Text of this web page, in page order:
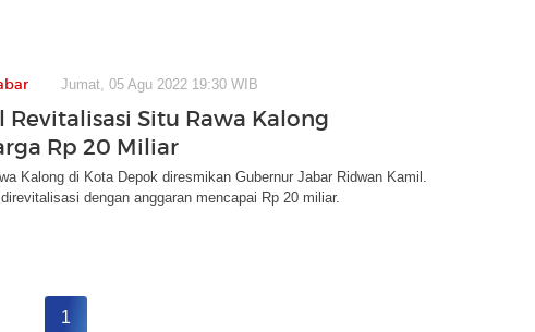
Jumat, 05 Agu 2022 19:30 WIB
Revitalisasi Situ Rawa Kalong
Rp 20 Miliar
Kalong di Kota Depok diresmikan Gubernur Jabar Ridwan Kamil.
dengan anggaran mencapai Rp 20 miliar.
1